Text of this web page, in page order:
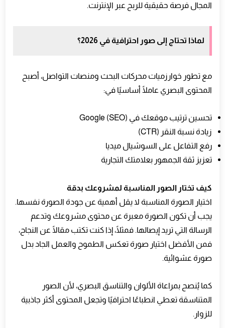
المجال فرصة حقيقية للربح عبر الإنترنت.
لماذا تحتاج إلى صور احترافية في 2026؟
مع تطور خوارزميات محركات البحث ومنصات التواصل، أصبح
المحتوى البصري عاملًا أساسيًا في:
تحسين ترتيب موقعك في Google (SEO)
زيادة نسبة النقر (CTR)
رفع التفاعل على السوشيال ميديا
تعزيز ثقة الجمهور بعلامتك التجارية
كيف تختار الصور المناسبة لمشروعك بدقة
اختيار الصورة المناسبة لا يقل أهمية عن جودة الصورة نفسها.
يجب أن تكون الصورة معبرة عن محتوى مشروعك وتدعم
الرسالة التي تريد إيصالها. فمثلًا، إذا كنت تكتب مقالًا عن النجاح،
فمن الأفضل اختيار صورة تعكس الطموح والعمل الجاد بدل
صورة عشوائية.
كما يُنصح بمراعاة الألوان والتناسق البصري، لأن الصور
المتناسقة تعطي انطباعًا احترافيًا وتجعل المحتوى أكثر جاذبية
للزوار.